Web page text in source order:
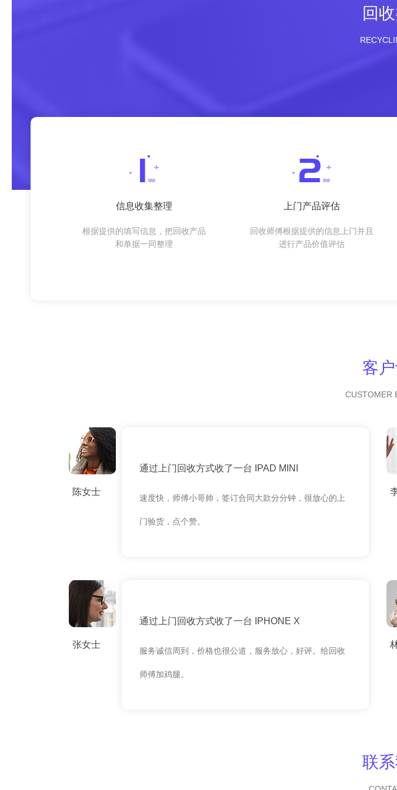
回
信息收集整理
根据提供的填写信息，把回收产品
和单据一同整理
上门产品评估
回收师傅根据提供的信息上门并且
进行产品价值评估
客
CUSTOMER
陈女士
通过上门回收方式收了一台 IPAD MINI
速度快，师傅小哥帅，签订合同大款分分钟，很放心的上
门验货，点个赞。
张女士
通过上门回收方式收了一台 IPHONE X
服务诚信周到，价格也很公道，服务放心，好评。给回收
师傅加鸡腿。
联